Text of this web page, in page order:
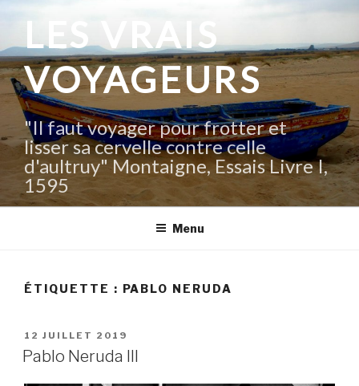
contenu
principal
LES VRAIS
VOYAGEURS
"Il faut voyager pour frotter et
lisser sa cervelle contre celle
d'aultruy" Montaigne, Essais Livre I,
1595
Menu
ÉTIQUETTE : PABLO NERUDA
PUBLIÉ
LE
12 JUILLET 2019
Pablo Neruda III